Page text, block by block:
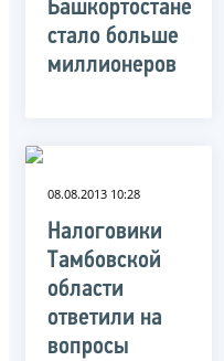
Башкортостане
стало больше
миллионеров
08.08.2013 10:28
Налоговики
Тамбовской
области
ответили на
вопросы